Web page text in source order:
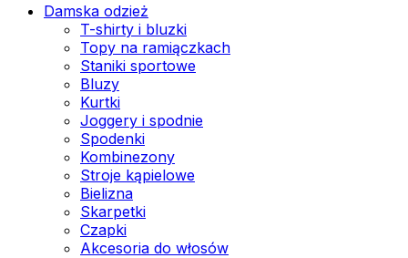
Damska odzież
T-shirty i bluzki
Topy na ramiączkach
Staniki sportowe
Bluzy
Kurtki
Joggery i spodnie
Spodenki
Kombinezony
Stroje kąpielowe
Bielizna
Skarpetki
Czapki
Akcesoria do włosów